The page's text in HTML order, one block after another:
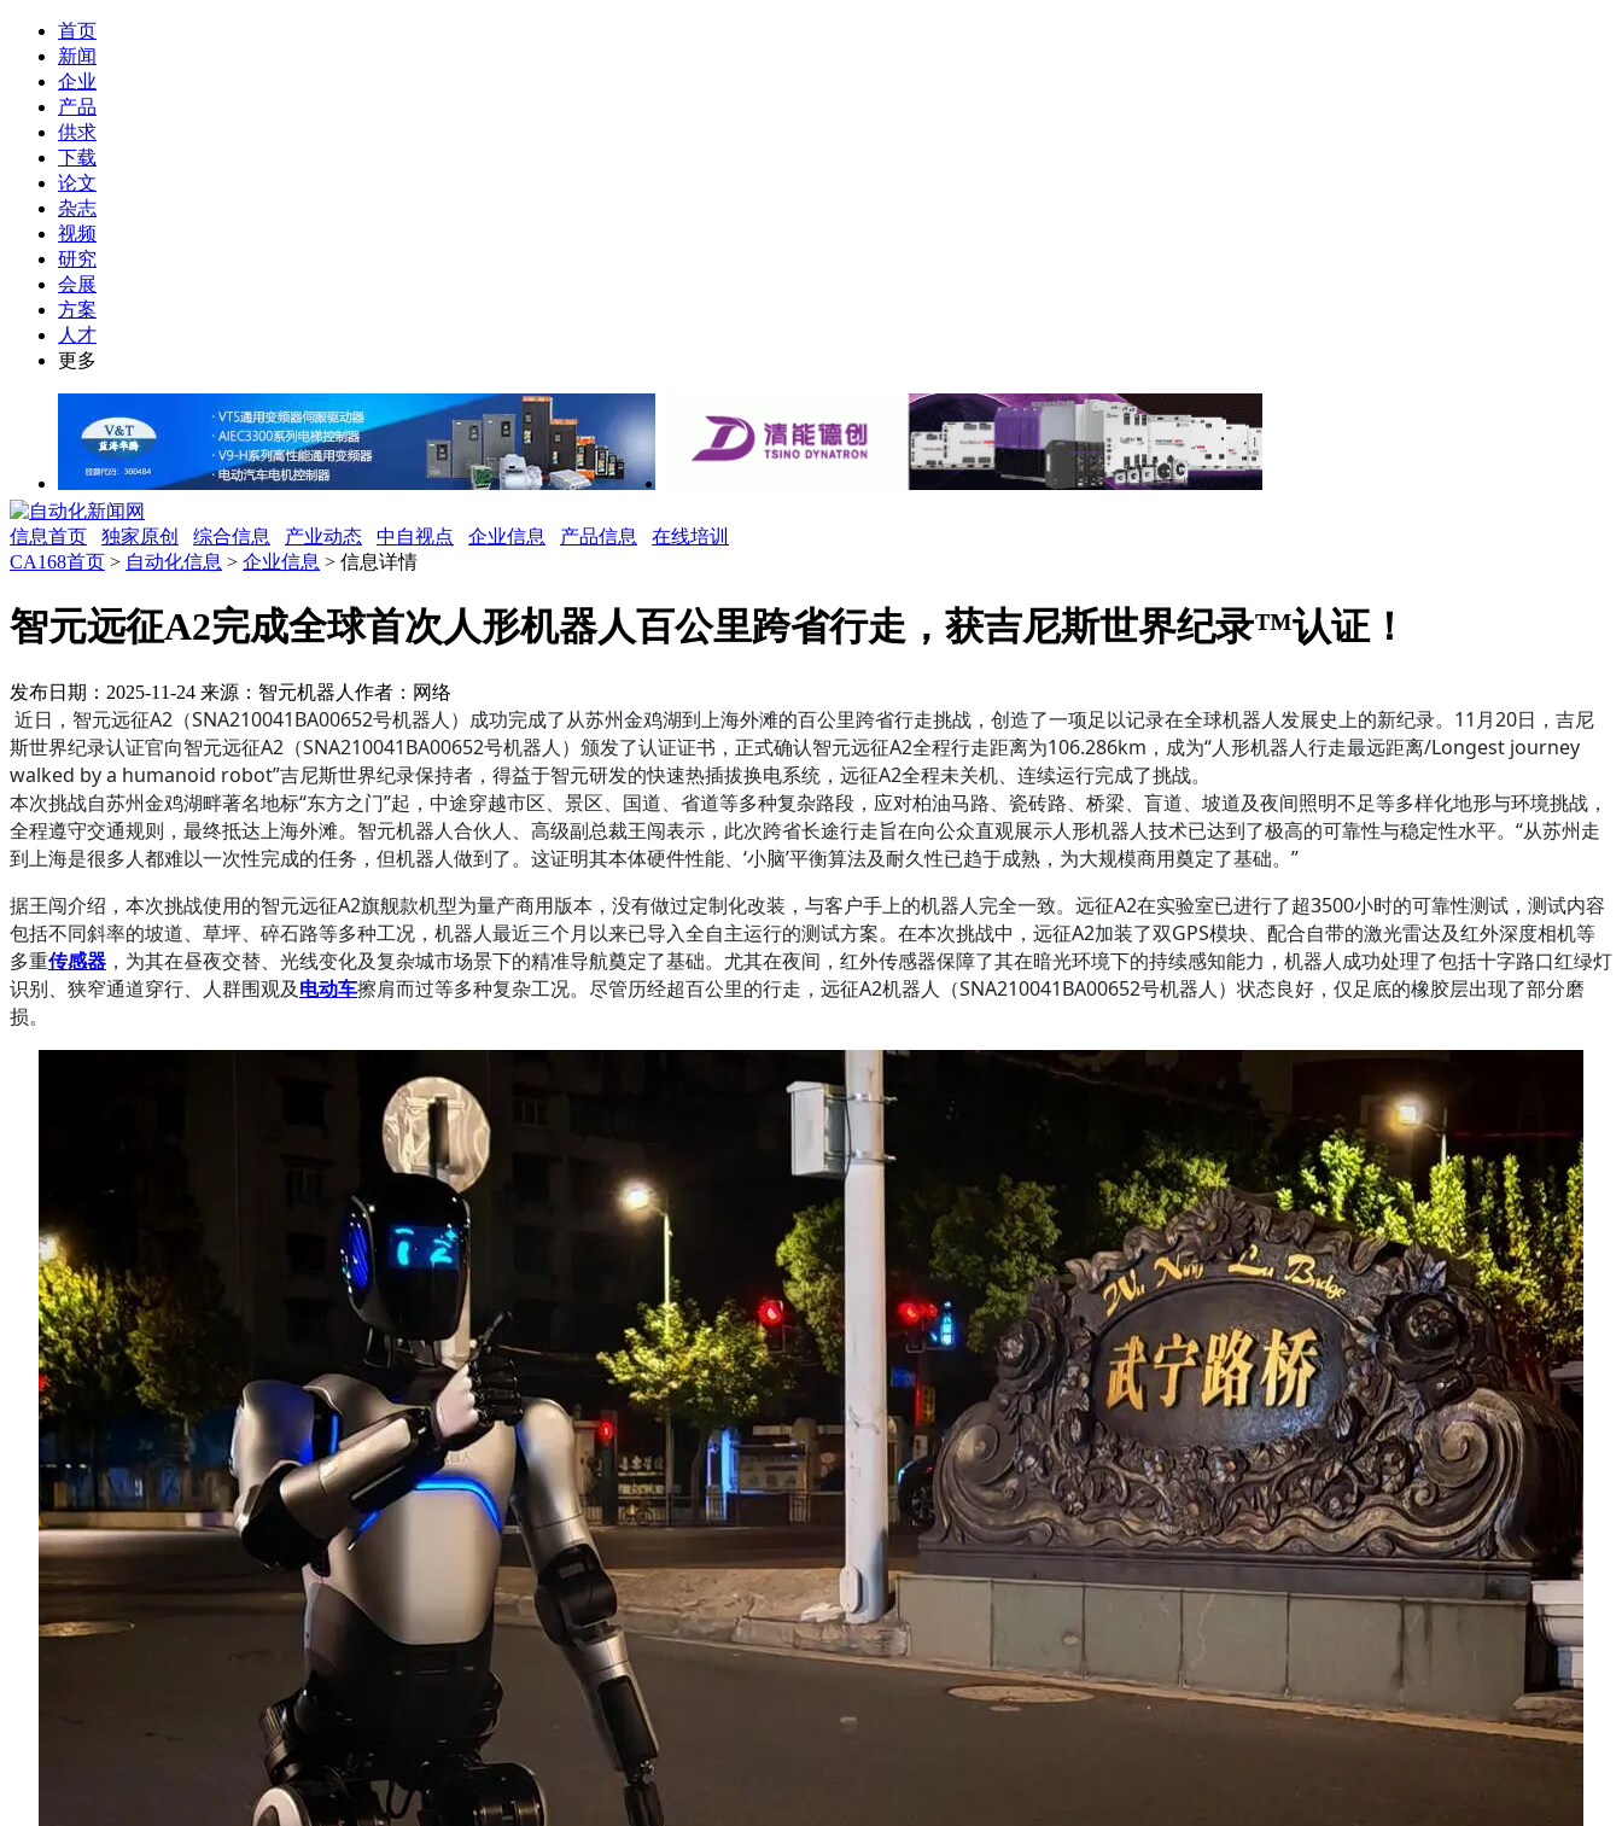
首页
新闻
企业
产品
供求
下载
论文
杂志
视频
研究
会展
方案
人才
更多
信息首页 独家原创 综合信息 产业动态 中自视点 企业信息 产品信息
在线培训
CA168首页 > 自动化信息 > 企业信息 > 信息详情
智元远征A2完成全球首次人形机器人百公里跨省行走，获吉尼斯世界纪录™认证！
发布日期：2025-11-24 来源：智元机器人 作者：网络
近日，智元远征A2（SNA210041BA00652号机器人）成功完成了从苏州金鸡湖到上海外滩的百公里跨省行走挑战，创造了一项足以记录在全球机器人发展史上的新纪录。11月20日，吉尼
斯世界纪录认证官向智元远征A2（SNA210041BA00652号机器人）颁发了认证证书，正式确认智元远征A2全程行走距离为106.286km，成为“人形机器人行走最远距离/Longest journey
walked by a humanoid robot”吉尼斯世界纪录保持者，得益于智元研发的快速热插拔换电系统，远征A2全程未关机、连续运行完成了挑战。
本次挑战自苏州金鸡湖畔著名地标“东方之门”起，中途穿越市区、景区、国道、省道等多种复杂路段，应对柏油马路、瓷砖路、桥梁、盲道、坡道及夜间照明不足等多样化地形与环境挑战，
全程遵守交通规则，最终抵达上海外滩。智元机器人合伙人、高级副总裁王闯表示，此次跨省长途行走旨在向公众直观展示人形机器人技术已达到了极高的可靠性与稳定性水平。“从苏州走
到上海是很多人都难以一次性完成的任务，但机器人做到了。这证明其本体硬件性能、‘小脑’平衡算法及耐久性已趋于成熟，为大规模商用奠定了基础。”
据王闯介绍，本次挑战使用的智元远征A2旗舰款机型为量产商用版本，没有做过定制化改装，与客户手上的机器人完全一致。远征A2在实验室已进行了超3500小时的可靠性测试，测试内容
包括不同斜率的坡道、草坪、碎石路等多种工况，机器人最近三个月以来已导入全自主运行的测试方案。在本次挑战中，远征A2加装了双GPS模块、配合自带的激光雷达及红外深度相机等
多重传感器 ，为其在昼夜交替、光线变化及复杂城市场景下的精准导航奠定了基础。尤其在夜间，红外传感器保障了其在暗光环境下的持续感知能力，机器人成功处理了包括十字路口红绿灯
识别、狭窄通道穿行、人群围观及电动车擦肩而过等多种复杂工况。尽管历经超百公里的行走，远征A2机器人（SNA210041BA00652号机器人）状态良好，仅足底的橡胶层出现了部分磨
损。